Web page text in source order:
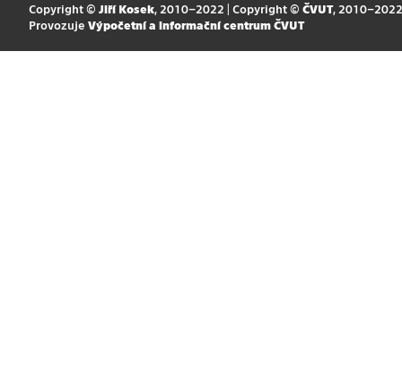
Copyright © Jiří Kosek, 2010–2022 | Copyright © ČVUT, 2010–2022
Provozuje Výpočetní a informační centrum ČVUT